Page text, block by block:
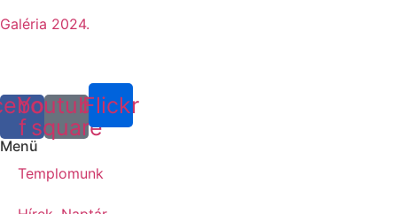
Galéria 2024.
f
Youtube-
square
Flickr
Menü
Templomunk